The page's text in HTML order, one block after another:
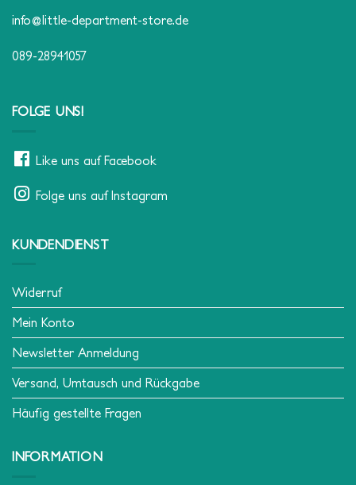
info@little-department-store.de
089-28941057
FOLGE UNS!
Like uns auf Facebook
Folge uns auf Instagram
KUNDENDIENST
Widerruf
Mein Konto
Newsletter Anmeldung
Versand, Umtausch und Rückgabe
Häufig gestellte Fragen
INFORMATION